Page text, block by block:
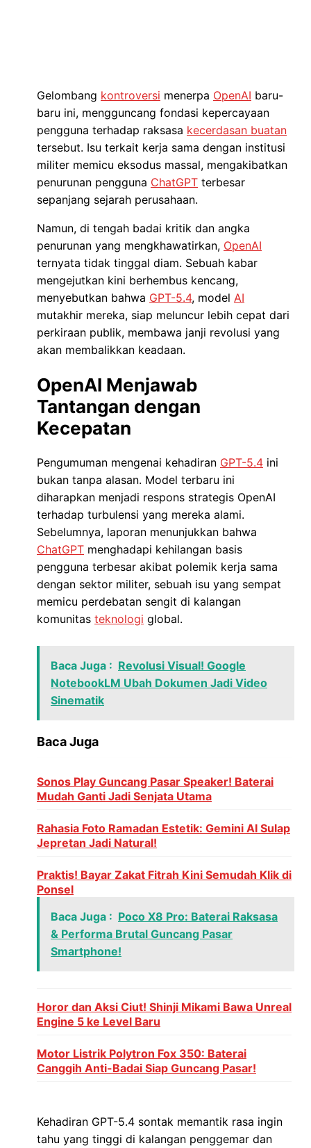
Gelombang kontroversi menerpa OpenAI baru-
baru ini, mengguncang fondasi kepercayaan
pengguna terhadap raksasa kecerdasan buatan
tersebut. Isu terkait kerja sama dengan institusi
militer memicu eksodus massal, mengakibatkan
penurunan pengguna ChatGPT terbesar
sepanjang sejarah perusahaan.
Namun, di tengah badai kritik dan angka
penurunan yang mengkhawatirkan, OpenAI
ternyata tidak tinggal diam. Sebuah kabar
mengejutkan kini berhembus kencang,
menyebutkan bahwa GPT-5.4, model AI
mutakhir mereka, siap meluncur lebih cepat dari
perkiraan publik, membawa janji revolusi yang
akan membalikkan keadaan.
OpenAI Menjawab
Tantangan dengan
Kecepatan
Pengumuman mengenai kehadiran GPT-5.4 ini
bukan tanpa alasan. Model terbaru ini
diharapkan menjadi respons strategis OpenAI
terhadap turbulensi yang mereka alami.
Sebelumnya, laporan menunjukkan bahwa
ChatGPT menghadapi kehilangan basis
pengguna terbesar akibat polemik kerja sama
dengan sektor militer, sebuah isu yang sempat
memicu perdebatan sengit di kalangan
komunitas teknologi global.
Baca Juga : Revolusi Visual! Google
NotebookLM Ubah Dokumen Jadi Video
Sinematik
Baca Juga
Sonos Play Guncang Pasar Speaker! Baterai
Mudah Ganti Jadi Senjata Utama
Rahasia Foto Ramadan Estetik: Gemini AI Sulap
Jepretan Jadi Natural!
Praktis! Bayar Zakat Fitrah Kini Semudah Klik di
Ponsel
Baca Juga : Poco X8 Pro: Baterai Raksasa
& Performa Brutal Guncang Pasar
Smartphone!
Horor dan Aksi Ciut! Shinji Mikami Bawa Unreal
Engine 5 ke Level Baru
Motor Listrik Polytron Fox 350: Baterai
Canggih Anti-Badai Siap Guncang Pasar!
Kehadiran GPT-5.4 sontak memantik rasa ingin
tahu yang tinggi di kalangan penggemar dan